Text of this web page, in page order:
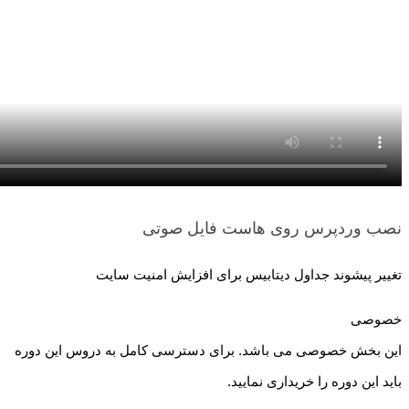
نصب وردپرس روی هاست فایل صوتی
تغییر پیشوند جداول دیتابیس برای افزایش امنیت سایت
خصوصی
این بخش خصوصی می باشد. برای دسترسی کامل به دروس این دوره
باید این دوره را خریداری نمایید.